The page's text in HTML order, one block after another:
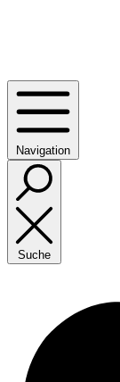
Navigation
Suche